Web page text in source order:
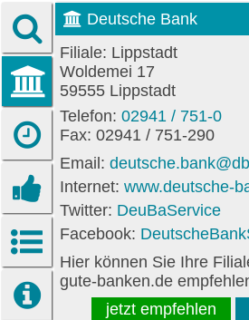
Deutsche Bank
Filiale: Lippstadt
Woldemei 17
59555 Lippstadt
Telefon: 02941 / 751-0
Fax: 02941 / 751-290
Email:
Internet: www.deutsche-
Twitter: DeuBaService
Facebook:
Hier können Sie Ihre
gute-banken.de
jetzt empfehlen